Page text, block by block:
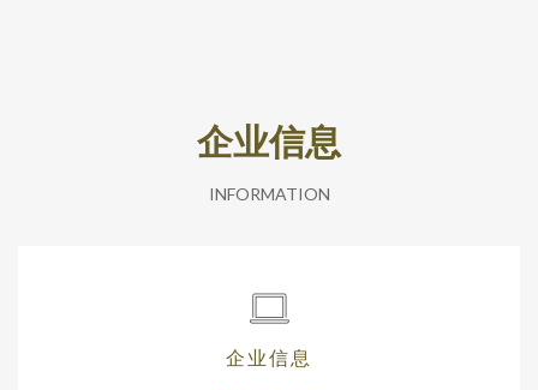
企业信息
INFORMATION
企业信息